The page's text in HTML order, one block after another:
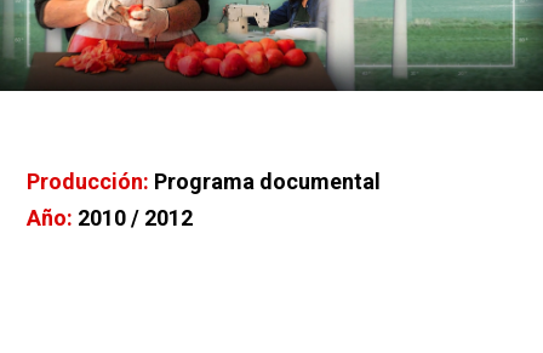
Producción: Programa documental
Año: 2010 / 2012